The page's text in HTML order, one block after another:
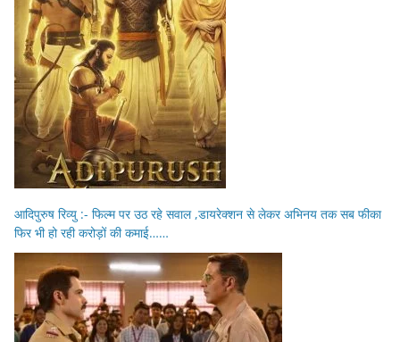
आदिपुरुष रिव्यु :- फिल्म पर उठ रहे सवाल ,डायरेक्शन से लेकर अभिनय तक सब फीका
फिर भी हो रही करोड़ों की कमाई……